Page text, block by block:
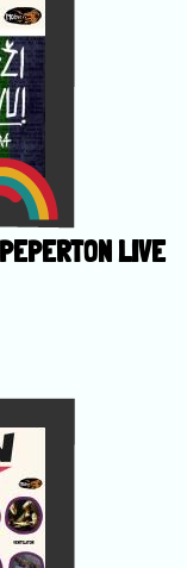
LIVE